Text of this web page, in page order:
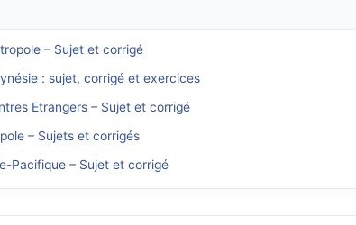
– Sujet et corrigé
: sujet, corrigé et exercices
Etrangers – Sujet et corrigé
– Sujets et corrigés
Pacifique – Sujet et corrigé